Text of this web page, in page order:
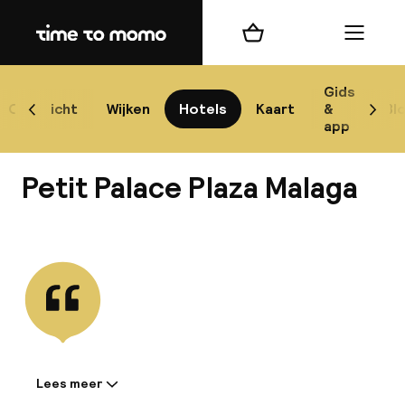
Home
Overzicht Wijken Hotels Kaart
Gids
&
app
Scroll naar links
Winkelmand Menu
Petit Palace Plaza Malaga
Informatie gedeeld door de
Lees meer